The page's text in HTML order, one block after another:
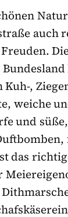
auch
Kuh-,
weiche
und
das